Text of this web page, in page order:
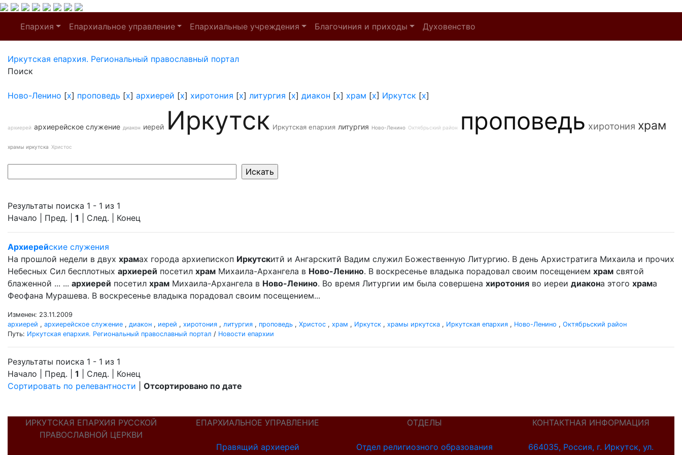
Епархия Епархиальное управление Епархиальные учреждения Благочиния и приходы Духовенство
Иркутская епархия. Региональный православный портал
Поиск
Ново-Ленино [x] проповедь [x] архиерей [x] хиротония [x] литургия [x] диакон [x] храм [x] Иркутск [x]
архиерей архиерейское служение диакон иерей Иркутск Иркутская епархия литургия Ново-Ленино Октябрьский район проповедь хиротония храм
храмы иркутска Христос
Результаты поиска 1 - 1 из 1
Начало | Пред. | 1 | След. | Конец
Архиерейские служения
На прошлой недели в двух храмах города архиепископ Иркутскитй и Ангарскитй Вадим служил Божественную Литургию. В день Архистратига Михаила и прочих
Небесных Сил бесплотных архиерей посетил храм Михаила-Архангела в Ново-Ленино. В воскресенье владыка порадовал своим посещением храм святой
блаженной ... ... архиерей посетил храм Михаила-Архангела в Ново-Ленино. Во время Литургии им была совершена хиротония во иереи диакона этого храма
Феофана Мурашева. В воскресенье владыка порадовал своим посещением...
Изменен: 23.11.2009
архиерей , архиерейское служение , диакон , иерей , хиротония , литургия , проповедь , Христос , храм , Иркутск , храмы иркутска , Иркутская епархия , Ново-Ленино , Октябрьский район
Путь: Иркутская епархия. Региональный православный портал / Новости епархии
Результаты поиска 1 - 1 из 1
Начало | Пред. | 1 | След. | Конец
Сортировать по релевантности
Отсортировано по дате
ИРКУТСКАЯ ЕПАРХИЯ РУССКОЙ
ПРАВОСЛАВНОЙ ЦЕРКВИ
ЕПАРХИАЛЬНОЕ УПРАВЛЕНИЕ
Правящий архиерей
ОТДЕЛЫ
Отдел религиозного образования
КОНТАКТНАЯ ИНФОРМАЦИЯ
664035, Россия, г. Иркутск, ул.